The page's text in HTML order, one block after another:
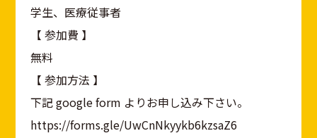
学生、医療従事者
【 参加費 】
無料
【 参加方法 】
下記 google form よりお申し込み下さい。
https://forms.gle/UwCnNkyykb6kzsaZ6